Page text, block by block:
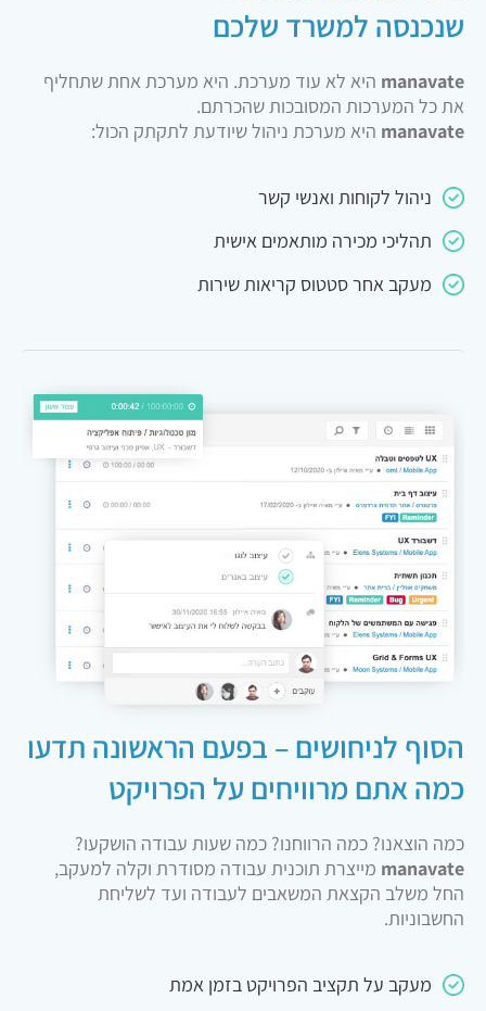
שנכנסה למשרד שלכם
manavate היא לא עוד מערכת. היא מערכת אחת שתחליף
את כל המערכות המסובכות שהכרתם.
manavate היא מערכת ניהול שיודעת לתקתק הכול:
ניהול לקוחות ואנשי קשר
תהליכי מכירה מותאמים אישית
מעקב אחר סטטוס קריאות שירות
הסוף לניחושים – בפעם הראשונה תדעו
כמה אתם מרוויחים על הפרויקט
כמה הוצאנו? כמה הרווחנו? כמה שעות עבודה הושקעו?
manavate מייצרת תוכנית עבודה מסודרת וקלה למעקב,
החל משלב הקצאת המשאבים לעבודה ועד לשליחת
החשבוניות.
מעקב על תקציב הפרויקט בזמן אמת